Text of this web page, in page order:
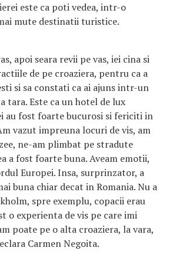
este ca poti vedea, intr-o
mute destinatii turistice.
apoi seara revii pe vas, iei cina si
de pe croaziera, pentru ca a
si sa constati ca ai ajuns intr-un
tara. Este ca un hotel de lux
au fost foarte bucurosi si fericiti in
vazut impreuna locuri de vis, am
ne-am plimbat pe stradute
a fost foarte buna. Aveam emotii,
Europei. Insa, surprinzator, a
buna chiar decat in Romania. Nu a
spre exemplu, copacii erau
o experienta de vis pe care imi
poate pe o alta croaziera, la vara,
Carmen Negoita.